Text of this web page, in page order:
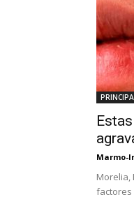
Marmo-
Morelia,
factores